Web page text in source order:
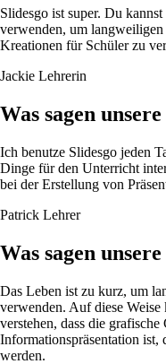
Slidesgo ist super. Du
verwenden, um
Kreationen für Schüler zu
Jackie Lehrerin
Was sagen
Ich benutze Slidesgo jeden
Dinge für den Unterricht
bei der Erstellung von
Patrick Lehrer
Was sagen
Das Leben ist zu kurz, um
verwenden. Auf diese
verstehen, dass die
Informationspräsentation ist,
werden.